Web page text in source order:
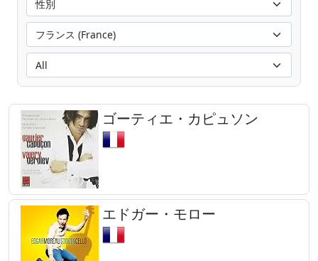
ゴーティエ・カピュソン
エドガー・モロー